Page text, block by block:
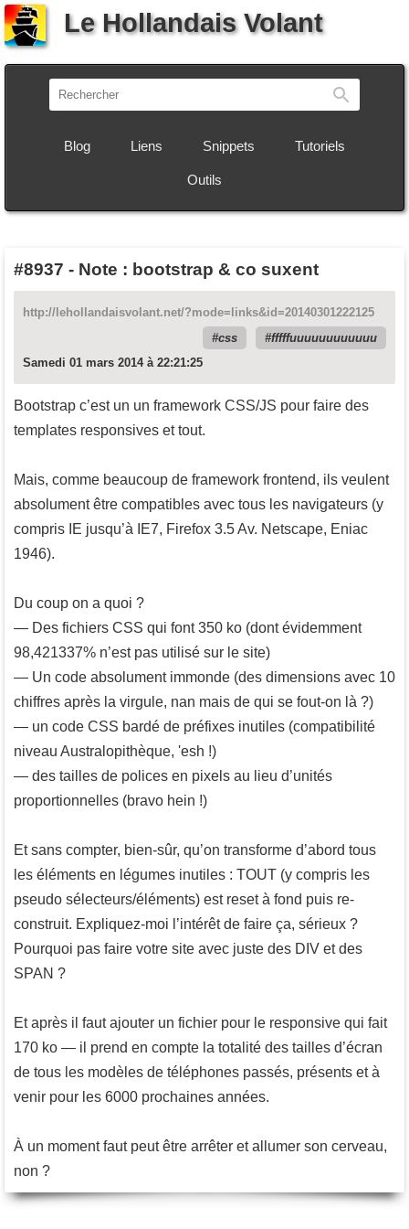
Le Hollandais Volant
Blog Liens Snippets Tutoriels
Outils
#8937 - Note : bootstrap & co suxent
http://lehollandaisvolant.net/?mode=links&id=20140301222125
css
fffffuuuuuuuuuuuu
Samedi 01 mars 2014 à 22:21:25
Bootstrap c’est un un framework CSS/JS pour faire des
templates responsives et tout.
Mais, comme beaucoup de framework frontend, ils veulent
absolument être compatibles avec tous les navigateurs (y
compris IE jusqu’à IE7, Firefox 3.5 Av. Netscape, Eniac
1946).
Du coup on a quoi ?
— Des fichiers CSS qui font 350 ko (dont évidemment
98,421337% n’est pas utilisé sur le site)
— Un code absolument immonde (des dimensions avec 10
chiffres après la virgule, nan mais de qui se fout-on là ?)
— un code CSS bardé de préfixes inutiles (compatibilité
niveau Australopithèque, 'esh !)
— des tailles de polices en pixels au lieu d’unités
proportionnelles (bravo hein !)
Et sans compter, bien-sûr, qu’on transforme d’abord tous
les éléments en légumes inutiles : TOUT (y compris les
pseudo sélecteurs/éléments) est reset à fond puis re-
construit. Expliquez-moi l’intérêt de faire ça, sérieux ?
Pourquoi pas faire votre site avec juste des DIV et des
SPAN ?
Et après il faut ajouter un fichier pour le responsive qui fait
170 ko — il prend en compte la totalité des tailles d’écran
de tous les modèles de téléphones passés, présents et à
venir pour les 6000 prochaines années.
À un moment faut peut être arrêter et allumer son cerveau,
non ?